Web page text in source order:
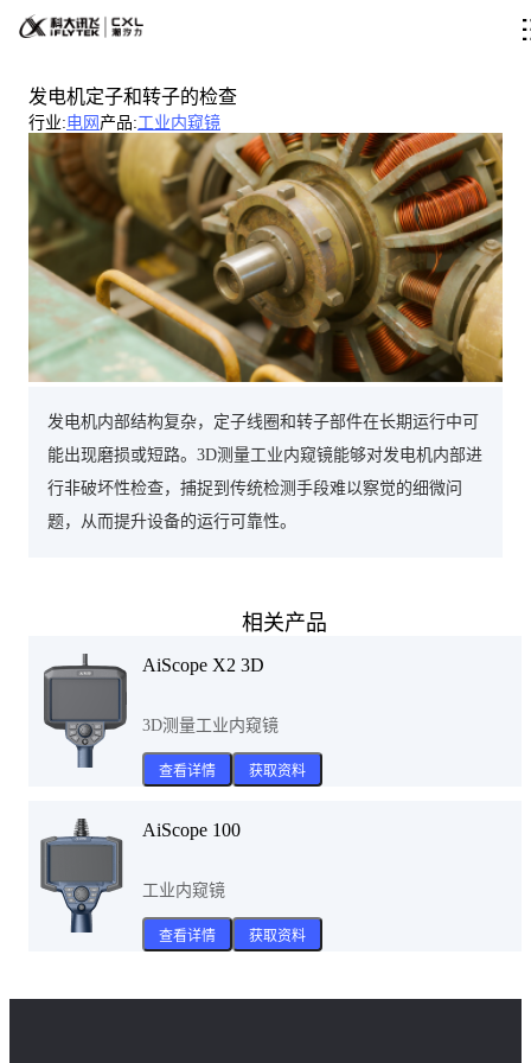
发电机定子和转子的检查
行业:电网 产品:工业内窥镜
发电机内部结构复杂，定子线圈和转子部件在长期运行中可
能出现磨损或短路。3D测量工业内窥镜能够对发电机内部进
行非破坏性检查，捕捉到传统检测手段难以察觉的细微问
题，从而提升设备的运行可靠性。
相关产品
AiScope X2 3D
3D测量工业内窥镜
查看详情 获取资料
AiScope 100
工业内窥镜
查看详情 获取资料